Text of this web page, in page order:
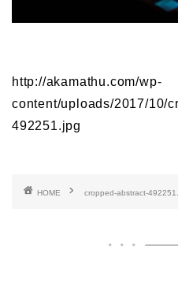
http://akamathu.com/wp-
content/uploads/2017/10/
492251.jpg
HOME cropped-abstract-